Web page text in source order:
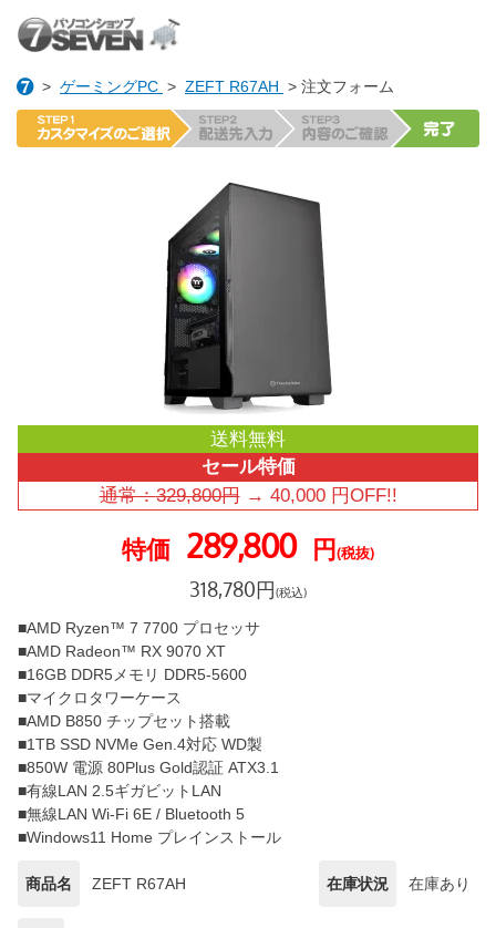
> ゲーミングPC > ZEFT R67AH > 注文フォーム
送料無料
セール特価
通常：329,800円→ 40,000円OFF!!
特価 289,800 円(税抜)
318,780円(税込)
■AMD Ryzen™ 7 7700 プロセッサ
■AMD Radeon™ RX 9070 XT
■16GB DDR5メモリ DDR5-5600
■マイクロタワーケース
■AMD B850 チップセット搭載
■1TB SSD NVMe Gen.4対応 WD製
■850W 電源 80Plus Gold認証 ATX3.1
■有線LAN 2.5ギガビットLAN
■無線LAN Wi-Fi 6E / Bluetooth 5
■Windows11 Home プレインストール
商品名 ZEFT R67AH 在庫状況 在庫あり